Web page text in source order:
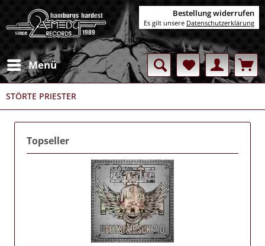
Menü
STÖRTE PRIESTER
Topseller
Bestellung widerrufen
Es gilt unsere Datenschutzerklärung